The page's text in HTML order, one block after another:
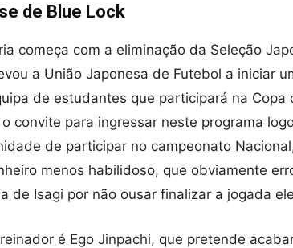
de Blue Lock
começa com a eliminação da Seleção
a União Japonesa de Futebol a iniciar
de estudantes que participará na Copa
convite para ingressar neste programa
de participar no campeonato
menos habilidoso, que obviamente
de Isagi por não ousar finalizar a jogada
é Ego Jinpachi, que pretende